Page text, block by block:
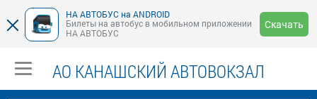
НА АВТОБУС на ANDROID
Билеты на автобус в мобильном приложении
НА АВТОБУС
Скачать
АО КАНАШСКИЙ АВТОВОКЗАЛ